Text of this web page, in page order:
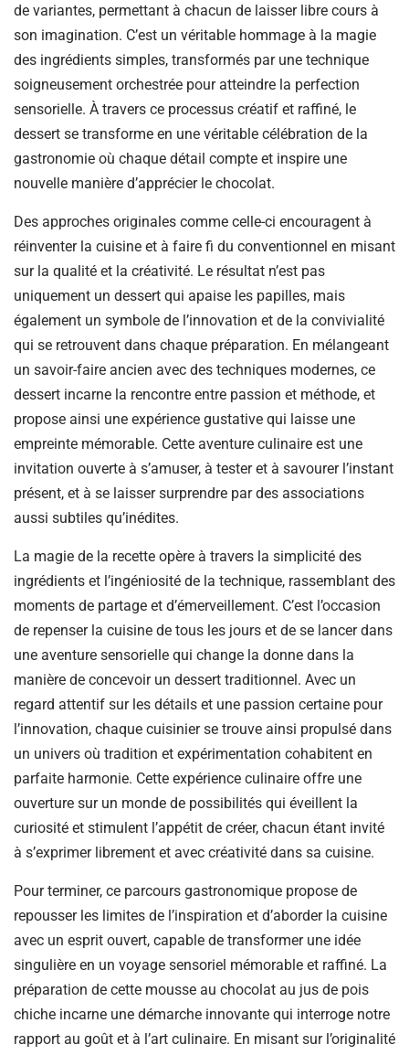
de variantes, permettant à chacun de laisser libre cours à
son imagination. C’est un véritable hommage à la magie
des ingrédients simples, transformés par une technique
soigneusement orchestrée pour atteindre la perfection
sensorielle. À travers ce processus créatif et raffiné, le
dessert se transforme en une véritable célébration de la
gastronomie où chaque détail compte et inspire une
nouvelle manière d’apprécier le chocolat.
Des approches originales comme celle-ci encouragent à
réinventer la cuisine et à faire fi du conventionnel en misant
sur la qualité et la créativité. Le résultat n’est pas
uniquement un dessert qui apaise les papilles, mais
également un symbole de l’innovation et de la convivialité
qui se retrouvent dans chaque préparation. En mélangeant
un savoir-faire ancien avec des techniques modernes, ce
dessert incarne la rencontre entre passion et méthode, et
propose ainsi une expérience gustative qui laisse une
empreinte mémorable. Cette aventure culinaire est une
invitation ouverte à s’amuser, à tester et à savourer l’instant
présent, et à se laisser surprendre par des associations
aussi subtiles qu’inédites.
La magie de la recette opère à travers la simplicité des
ingrédients et l’ingéniosité de la technique, rassemblant des
moments de partage et d’émerveillement. C’est l’occasion
de repenser la cuisine de tous les jours et de se lancer dans
une aventure sensorielle qui change la donne dans la
manière de concevoir un dessert traditionnel. Avec un
regard attentif sur les détails et une passion certaine pour
l’innovation, chaque cuisinier se trouve ainsi propulsé dans
un univers où tradition et expérimentation cohabitent en
parfaite harmonie. Cette expérience culinaire offre une
ouverture sur un monde de possibilités qui éveillent la
curiosité et stimulent l’appétit de créer, chacun étant invité
à s’exprimer librement et avec créativité dans sa cuisine.
Pour terminer, ce parcours gastronomique propose de
repousser les limites de l’inspiration et d’aborder la cuisine
avec un esprit ouvert, capable de transformer une idée
singulière en un voyage sensoriel mémorable et raffiné. La
préparation de cette mousse au chocolat au jus de pois
chiche incarne une démarche innovante qui interroge notre
rapport au goût et à l’art culinaire. En misant sur l’originalité